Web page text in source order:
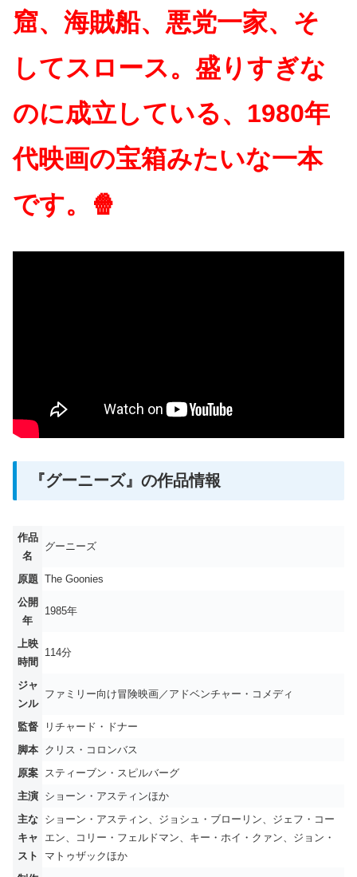
窟、海賊船、悪党一家、そ
してスロース。盛りすぎな
のに成立している、1980年
代映画の宝箱みたいな一本
です。🍿
『グーニーズ』の作品情報
作品
名
グーニーズ
原題 The Goonies
公開
年
1985年
上映
時間
114分
ジャ
ンル
ファミリー向け冒険映画／アドベンチャー・コメディ
監督
リチャード・ドナー
脚本
クリス・コロンバス
原案
スティーブン・スピルバーグ
主演
ショーン・アスティンほか
主な
キャ
スト
ショーン・アスティン、ジョシュ・ブローリン、ジェフ・コー
エン、コリー・フェルドマン、キー・ホイ・クァン、ジョン・
マトゥザックほか